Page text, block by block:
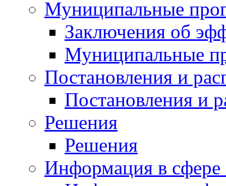
Муниципальные
Заключения об
Муниципальные
Постановления и
Постановления и
Решения
Решения
Информация в сфере